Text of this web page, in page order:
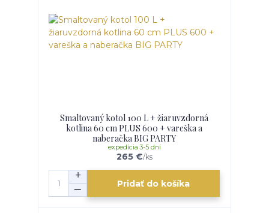
Smaltovaný kotol 100 L + žiaruvzdorná
kotlina 60 cm PLUS 600 + vareška a
naberačka BIG PARTY
265 €/ks
expedícia 3-5 dní
Pridať do košíka